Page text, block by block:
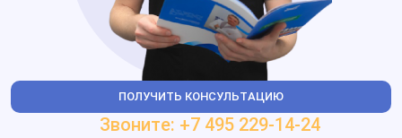
ПОЛУЧИТЬ КОНСУЛЬТАЦИЮ
Звоните: +7 495 229-14-24